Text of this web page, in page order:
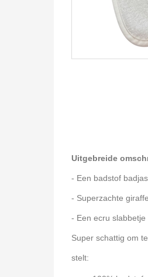
Uitgebreide
- Een badstof
- Superzachte
- Een ecru slabbetje
Super schattig om
stelt: